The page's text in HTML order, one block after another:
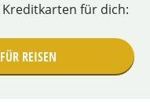
für dich:
REISEN